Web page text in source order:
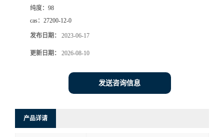
纯度： 98
cas： 27200-12-0
发布日期： 2023-06-17
更新日期： 2026-08-10
发送咨询信息
产品详请